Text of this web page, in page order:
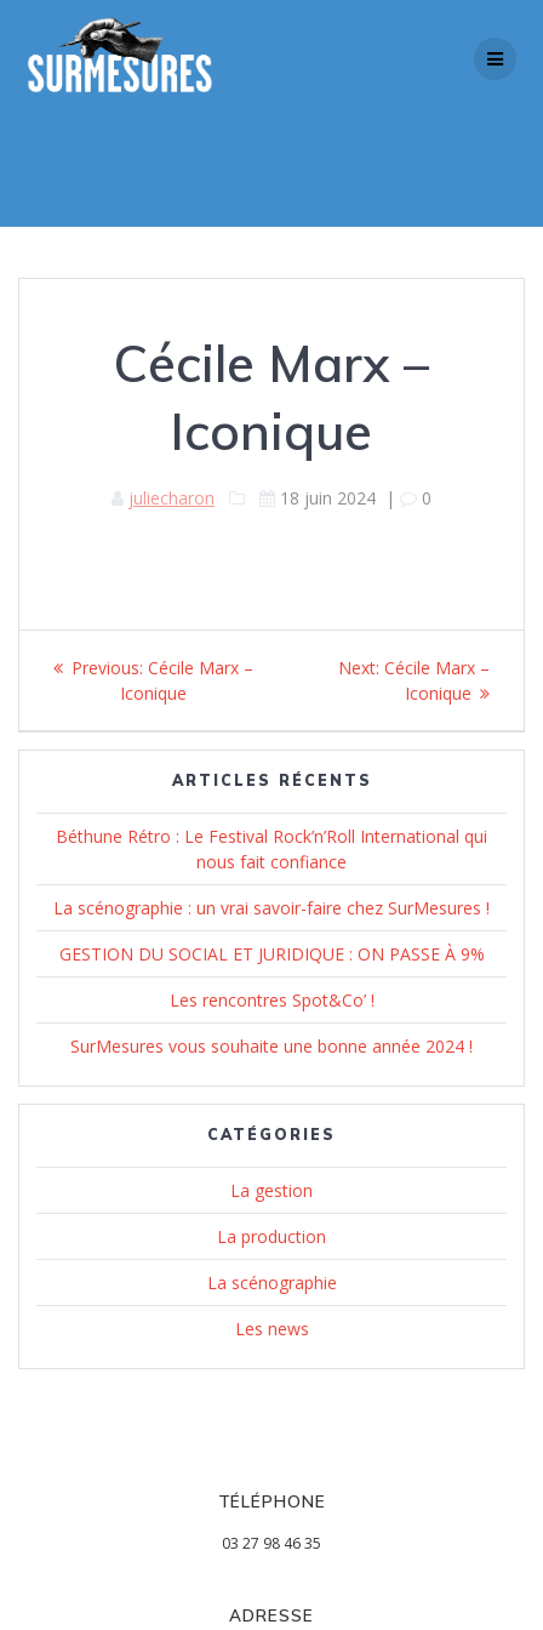
Cécile Marx –
Iconique
juliecharon 18 juin 2024 | 0
Navigation
l’article
Previous: Previous
post:
Cécile Marx –
Iconique
Next: Next
post:
Cécile Marx –
Iconique
ARTICLES RÉCENTS
Béthune Rétro : Le Festival Rock’n’Roll International qui
nous fait confiance
La scénographie : un vrai savoir-faire chez SurMesures !
GESTION DU SOCIAL ET JURIDIQUE : ON PASSE À 9%
Les rencontres Spot&Co’ !
SurMesures vous souhaite une bonne année 2024 !
CATÉGORIES
La gestion
La production
La scénographie
Les news
TÉLÉPHONE
03 27 98 46 35
ADRESSE